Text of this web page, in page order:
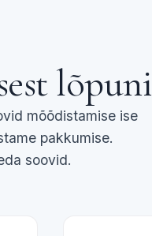
lõpuni
mõõdistamise ise
pakkumise.
soovid.